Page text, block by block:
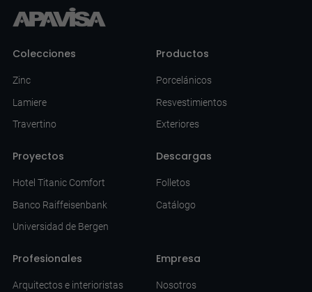
Colecciones
Zinc
Lamiere
Travertino
Productos
Porcelánicos
Resvestimientos
Exteriores
Proyectos
Hotel Titanic Comfort
Banco Raiffeisenbank
Universidad de Bergen
Descargas
Folletos
Catálogo
Profesionales
Arquitectos e interioristas
Empresa
Nosotros